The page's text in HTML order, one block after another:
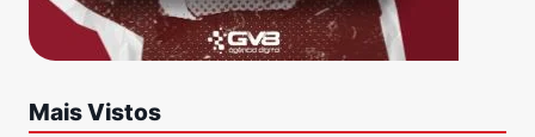
Mais Vistos